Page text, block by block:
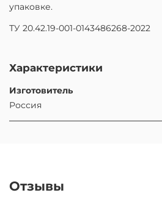
упаковке.
ТУ 20.42.19-001-0143486268-2022
Характеристики
Изготовитель
Россия
Отзывы